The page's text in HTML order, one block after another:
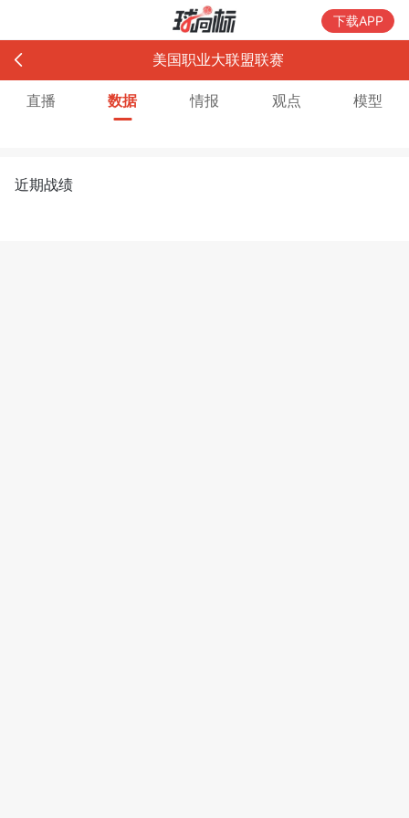
下载APP
美国职业大联盟联赛
直播 数据 情报 观点 模型
近期战绩